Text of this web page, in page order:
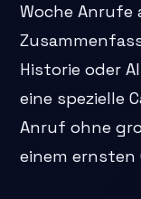
Woche
Historie oder
eine spezielle
Anruf ohne
einem ernsten